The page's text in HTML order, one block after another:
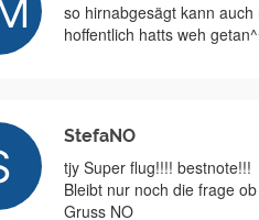
so hirnabgesägt kann
hoffentlich hatts weh
StefaNO
tjy Super flug!!!! bestnote!!!
Bleibt nur noch die frage
Gruss NO